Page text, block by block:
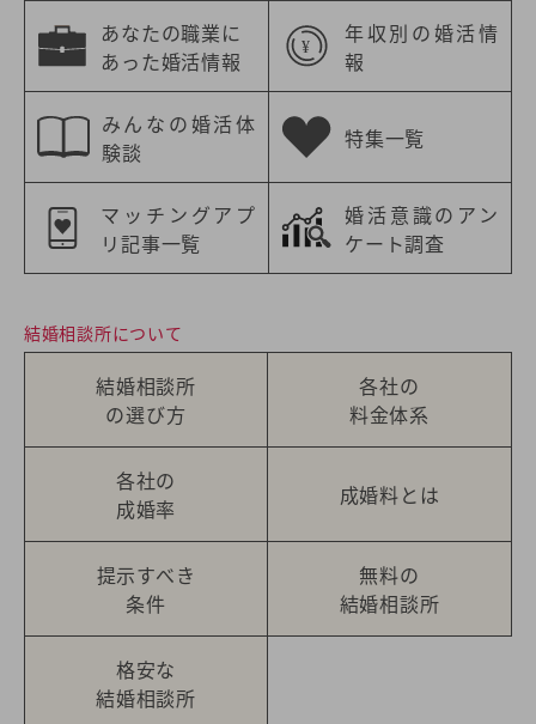
あなたの職業に
あった婚活情報
年収別の婚活情
報
みんなの婚活体
験談
特集一覧
マッチングアプ
リ記事一覧
婚活意識のアン
ケート調査
結婚相談所について
結婚相談所
の選び方
各社の
料金体系
各社の
成婚率
成婚料とは
提示すべき
条件
無料の
結婚相談所
格安な
結婚相談所